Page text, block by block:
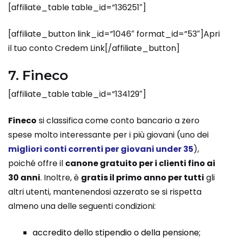
[affiliate_table table_id=”136251″]
[affiliate_button link_id=”1046″ format_id=”53″]Apri
il tuo conto Credem Link[/affiliate_button]
7. Fineco
[affiliate_table table_id=”134129″]
Fineco si classifica come conto bancario a zero
spese molto interessante per i più giovani (uno dei
migliori conti correnti per giovani under 35),
poiché offre il canone gratuito per i clienti fino ai
30 anni. Inoltre, è gratis il primo anno per tutti gli
altri utenti, mantenendosi azzerato se si rispetta
almeno una delle seguenti condizioni:
accredito dello stipendio o della pensione;